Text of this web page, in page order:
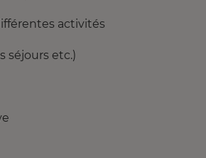
activités
séjours etc.)